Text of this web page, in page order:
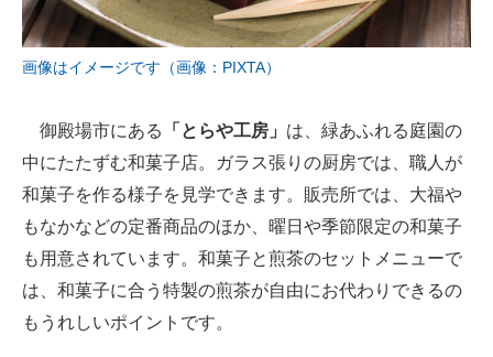
画像はイメージです（画像：PIXTA）
御殿場市にある 「とらや工房」 は、緑あふれる庭園の
中にたたずむ和菓子店。ガラス張りの厨房では、職人が
和菓子を作る様子を見学できます。販売所では、大福や
もなかなどの定番商品のほか、曜日や季節限定の和菓子
も用意されています。和菓子と煎茶のセットメニューで
は、和菓子に合う特製の煎茶が自由にお代わりできるの
もうれしいポイントです。